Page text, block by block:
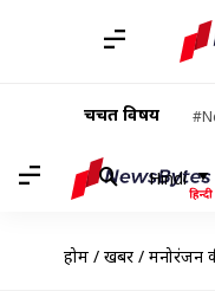
चर्चित विषय
Hindi
होम / खबरें / मनोरंजन